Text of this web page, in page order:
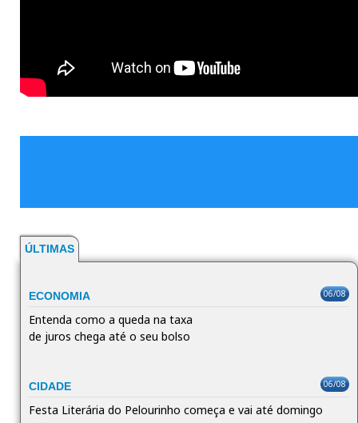
ÚLTIMAS
ECONOMIA 06/08
Entenda como a queda na taxa
de juros chega até o seu bolso
CIDADE 06/08
Festa Literária do Pelourinho começa e vai até domingo